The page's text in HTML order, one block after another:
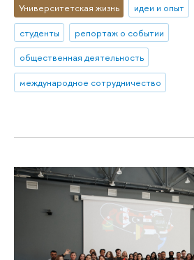
Университетская жизнь идеи и опыт
студенты
репортаж о событии
общественная деятельность
международное сотрудничество